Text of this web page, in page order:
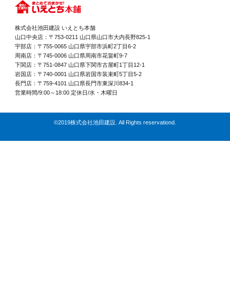
株式会社池田建設 いえとち本舗
山口中央店：〒753-0211 山口県山口市大内長野825-1
宇部店：〒755-0065 山口県宇部市浜町2丁目6-2
周南店：〒745-0006 山口県周南市花畠町9-7
下関店：〒751-0847 山口県下関市古屋町1丁目12-1
岩国店：〒740-0001 山口県岩国市装束町5丁目5-2
長門店：〒759-4101 山口県長門市東深川834-1
営業時間/9:00～18:00 定休日/水・木曜日
©2019株式会社池田建設. All Rights reservationd.